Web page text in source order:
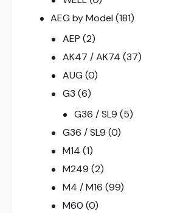
AEG by Model (181)
AEP (2)
AK47 / AK74 (37)
AUG (0)
G3 (6)
G36 / SL9 (5)
G36 / SL9 (0)
M14 (1)
M249 (2)
M4 / M16 (99)
M60 (0)